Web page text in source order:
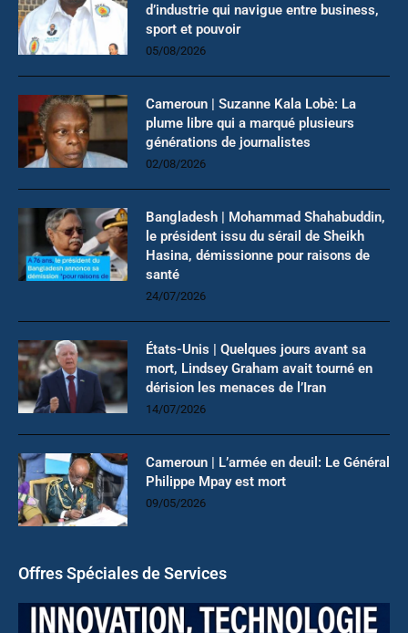
d’industrie qui navigue entre business,
sport et pouvoir
05/08/2026
Cameroun | Suzanne Kala Lobè: La
plume libre qui a marqué plusieurs
générations de journalistes
02/08/2026
Bangladesh | Mohammad Shahabuddin,
le président issu du sérail de Sheikh
Hasina, démissionne pour raisons de
santé
24/07/2026
États-Unis | Quelques jours avant sa
mort, Lindsey Graham avait tourné en
dérision les menaces de l’Iran
14/07/2026
Cameroun | L’armée en deuil: Le Général
Philippe Mpay est mort
09/05/2026
Offres Spéciales de Services